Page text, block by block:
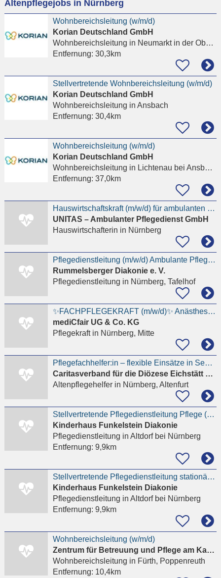
eingeben
Altenpflegejobs in Nürnberg
Wohnbereichsleitung (w/m/d)
Korian Deutschland GmbH
Wohnbereichsleitung in Neumarkt in der Oberpfalz
Entfernung: 30,3km
Stellvertretende Wohnbereichsleitung (w/m/d)
Korian Deutschland GmbH
Wohnbereichsleitung in Ansbach
Entfernung: 30,4km
Wohnbereichsleitung (w/m/d)
Korian Deutschland GmbH
Wohnbereichsleitung in Lichtenau bei Ansbach
Entfernung: 37,0km
Hauswirtschaftskraft (m/w/d) für ambulanten Pflegedienst in Teilzeit (20std/Woche)
UNITAS – Ambulanter Pflegedienst GmbH
Hauswirtschafterin in Nürnberg
Pflegedienstleitung (m/w/d) Ambulante Pflege und Betreuung
Rummelsberger Diakonie e. V.
Pflegedienstleitung in Nürnberg, Tafelhof
✨FACHPFLEGEKRAFT (m/w/d)✨ Anästhesiepflege / ATA | Intensivpflege | OP-Pflege / OTA |
mediCfair UG & Co. KG
Pflegekraftin Nürnberg, Mitte
Pflegefachhelfer:in – flexible Einsätze in Seniorenheimen bei Nürnberg (m/w/d)
Caritasverband für die Diözese Eichstätt e.V.
Altenpflegehelferin Nürnberg, Altenfurt
Stellvertretende Pflegedienstleitung Pflege (m/w/d) Karl-Heller-Stift
Kinderhaus Funkelstein Diakonie
Pflegedienstleitung in Altdorf bei Nürnberg
Entfernung: 9,9km
Stellvertretende Pflegedienstleitung stationäre Pflege (m/w/d)
Kinderhaus Funkelstein Diakonie
Pflegedienstleitung in Altdorf bei Nürnberg
Entfernung: 9,9km
Wohnbereichsleitung (w/m/d)
Zentrum für Betreuung und Pflege am Kavierlein Fürth
Wohnbereichsleitung in Fürth, Poppenreuth
Entfernung: 10,4km